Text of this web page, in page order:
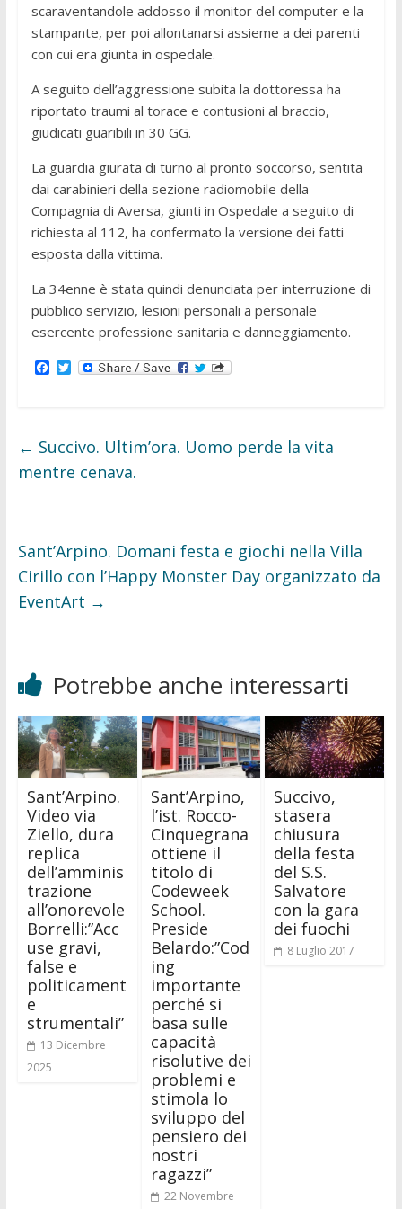
scaraventandole addosso il monitor del computer e la
stampante, per poi allontanarsi assieme a dei parenti
con cui era giunta in ospedale.
A seguito dell’aggressione subita la dottoressa ha
riportato traumi al torace e contusioni al braccio,
giudicati guaribili in 30 GG.
La guardia giurata di turno al pronto soccorso, sentita
dai carabinieri della sezione radiomobile della
Compagnia di Aversa, giunti in Ospedale a seguito di
richiesta al 112, ha confermato la versione dei fatti
esposta dalla vittima.
La 34enne è stata quindi denunciata per interruzione di
pubblico servizio, lesioni personali a personale
esercente professione sanitaria e danneggiamento.
F
o
o
k
T
e
r
← Succivo. Ultim’ora. Uomo perde la vita
mentre cenava.
Sant’Arpino. Domani festa e giochi nella Villa
Cirillo con l’Happy Monster Day organizzato da
EventArt →
Potrebbe anche interessarti
Sant’Arpino.
Video via
Ziello, dura
replica
dell’amminis
trazione
all’onorevole
Borrelli:”Acc
use gravi,
false e
politicament
e
strumentali”
13 Dicembre
2025
Sant’Arpino,
l’ist. Rocco-
Cinquegrana
ottiene il
titolo di
Codeweek
School.
Preside
Belardo:”Cod
ing
importante
perché si
basa sulle
capacità
risolutive dei
problemi e
stimola lo
sviluppo del
pensiero dei
nostri
ragazzi”
22 Novembre
Succivo,
stasera
chiusura
della festa
del S.S.
Salvatore
con la gara
dei fuochi
8 Luglio 2017